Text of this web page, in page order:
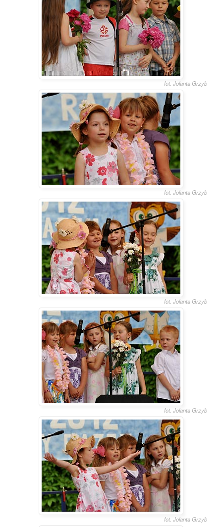
fot. Jolanta Grzyb
fot. Jolanta Grzyb
fot. Jolanta Grzyb
fot. Jolanta Grzyb
fot. Jolanta Grzyb